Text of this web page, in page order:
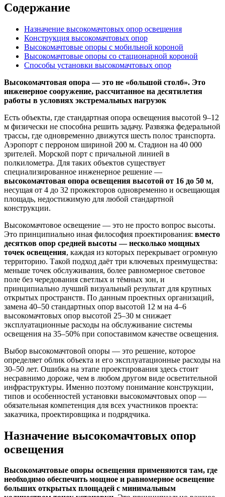
Содержание
Назначение высокомачтовых опор освещения
Конструкция высокомачтовых опор
Высокомачтовые опоры с мобильной короной
Высокомачтовые опоры со стационарной короной
Способы установки высокомачтовых опор
Высокомачтовая опора — это не «большой столб». Это
инженерное сооружение, рассчитанное на десятилетия
работы в условиях экстремальных нагрузок
Есть объекты, где стандартная опора освещения высотой 9–12
м физически не способна решить задачу. Развязка федеральной
трассы, где одновременно движутся шесть полос транспорта.
Аэропорт с перроном шириной 200 м. Стадион на 40 000
зрителей. Морской порт с причальной линией в
полкилометра. Для таких объектов существует
специализированное инженерное решение —
высокомачтовая опора освещения высотой от 16 до 50 м,
несущая от 4 до 32 прожекторов одновременно и освещающая
площадь, недостижимую для любой стандартной
конструкции.
Высокомачтовое освещение — это не просто вопрос высоты.
Это принципиально иная философия проектирования: вместо
десятков опор средней высоты — несколько мощных
точек освещения, каждая из которых перекрывает огромную
территорию. Такой подход даёт три ключевых преимущества:
меньше точек обслуживания, более равномерное световое
поле без чередования светлых и тёмных зон, и
принципиально лучший визуальный результат для крупных
открытых пространств. По данным проектных организаций,
замена 40–50 стандартных опор высотой 12 м на 4–6
высокомачтовых опор высотой 25–30 м снижает
эксплуатационные расходы на обслуживание системы
освещения на 35–50% при сопоставимом качестве освещения.
Выбор высокомачтовой опоры — это решение, которое
определяет облик объекта и его эксплуатационные расходы на
30–50 лет. Ошибка на этапе проектирования здесь стоит
несравнимо дороже, чем в любом другом виде осветительной
инфраструктуры. Именно поэтому понимание конструкции,
типов и особенностей установки высокомачтовых опор —
обязательная компетенция для всех участников проекта:
заказчика, проектировщика и подрядчика.
Назначение высокомачтовых опор
освещения
Высокомачтовые опоры освещения применяются там, где
необходимо обеспечить мощное и равномерное освещение
больших открытых площадей с минимальным